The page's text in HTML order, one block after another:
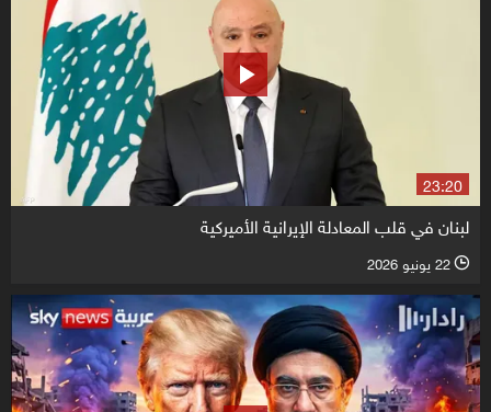
23:20
لبنان في قلب المعادلة الإيرانية الأميركية
l 22 يونيو 2026